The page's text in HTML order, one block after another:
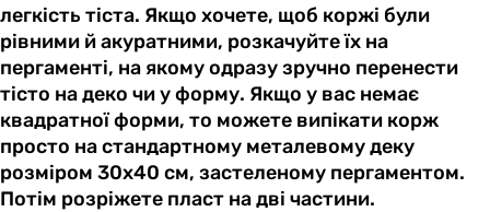
легкість тіста. Якщо хочете, щоб коржі були
рівними й акуратними, розкачуйте їх на
пергаменті, на якому одразу зручно перенести
тісто на деко чи у форму. Якщо у вас немає
квадратної форми, то можете випікати корж
просто на стандартному металевому деку
розміром 30х40 см, застеленому пергаментом.
Потім розріжете пласт на дві частини.